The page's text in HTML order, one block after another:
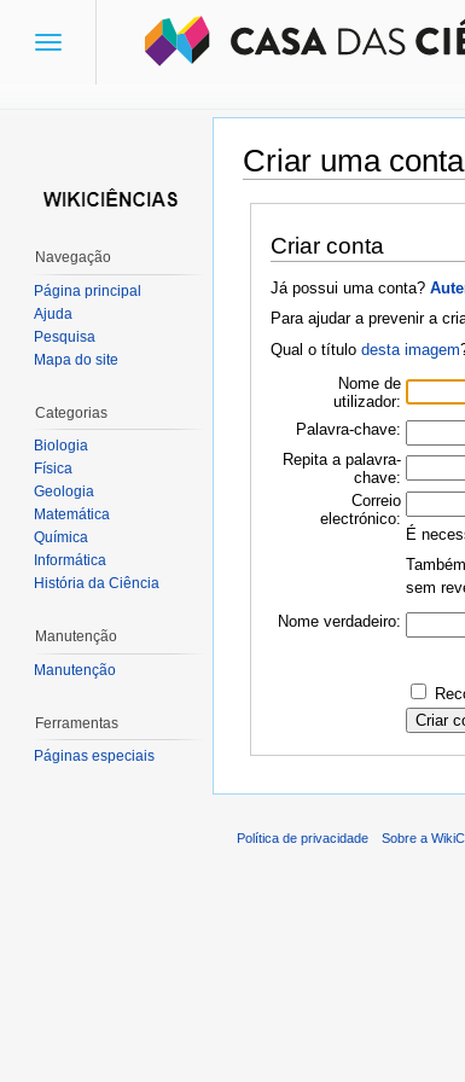
Criar uma
Ir para:navegação,pesquisa
Criar conta
Já possui uma conta?
Para ajudar a prevenir a
Qual o título desta imagem
Nome de
utilizador:
Palavra-chave:
Repita a palavra-
chave:
Correio
electrónico:
É
sem
Nome verdadeiro:
Toggle
Navegação
Página principal
Ajuda
Pesquisa
Mapa do site
Categorias
Biologia
Física
Geologia
Matemática
Química
Informática
História da Ciência
Manutenção
Manutenção
Ferramentas
Páginas especiais
Política de privacidade Sobre a